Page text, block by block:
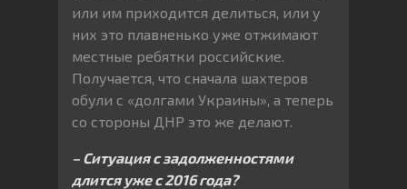
или им приходится делиться, или у
них это плавненько уже отжимают
местные ребятки российские.
Получается, что сначала шахтеров
обули с «долгами Украины», а теперь
со стороны ДНР это же делают.
– Ситуация с задолженностями
длится уже с 2016 года?